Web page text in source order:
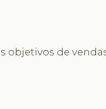
objetivos de